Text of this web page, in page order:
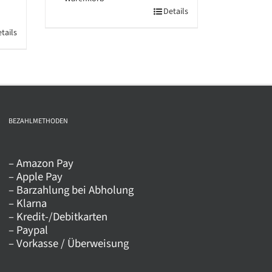
Details
BEZAHLMETHODEN
– Amazon Pay
– Apple Pay
– Barzahlung bei Abholung
– Klarna
– Kredit-/Debitkarten
– Paypal
– Vorkasse / Überweisung